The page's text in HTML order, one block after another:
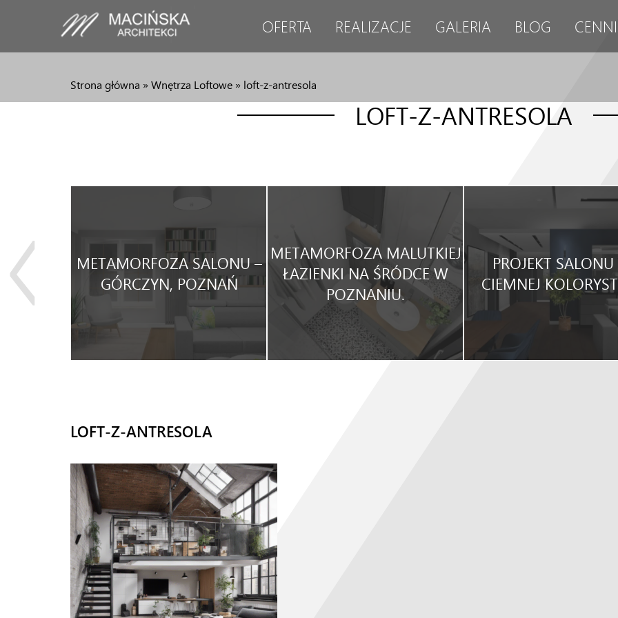
OFERTA REALIZACJE GALERIA BLOG
Strona główna »Wnętrza Loftowe » loft-z-antresola
LOFT-Z-ANTRESOLA
METAMORFOZA SALONU –
GÓRCZYN, POZNAŃ
METAMORFOZA MALUTKIEJ
ŁAZIENKI NA ŚRÓDCE W
POZNANIU.
PROJEKT
CIEMNEJ
LOFT-Z-ANTRESOLA